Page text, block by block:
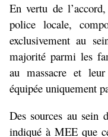
En vertu de
police locale,
exclusivement au
majorité parmi les
au massacre et
équipée uniquement
Des sources au sein
indiqué à MEE que